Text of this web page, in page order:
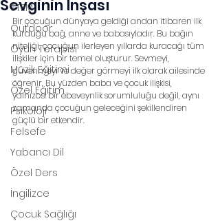
STEM
Outdoor
Oyun Terapisi
Müzik Eğitimi
Özel Eğitim
Psikoloji
Felsefe
Yabancı Dil
Özel Ders
İngilizce
Çocuk Sağlığı
Sevginin İnşası
Bir çocuğun dünyaya geldiği andan itibaren ilk
kurduğu bağ, anne ve babasıyladır. Bu bağın
niteliği, çocuğun ilerleyen yıllarda kuracağı tüm
ilişkiler için bir temel oluşturur. Sevmeyi,
güvenmeyi ve değer görmeyi ilk olarak ailesinde
öğrenir. Bu yüzden baba ve çocuk ilişkisi,
yalnızca bir ebeveynlik sorumluluğu değil, aynı
zamanda çocuğun geleceğini şekillendiren
güçlü bir etkendir.